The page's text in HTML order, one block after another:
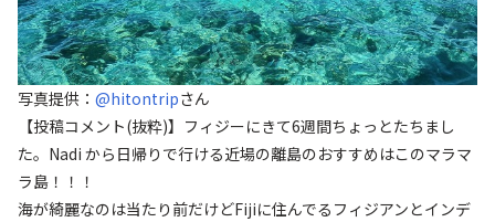
写真提供： @hitontripさん
【投稿コメント(抜粋)】フィジーにきて6週間ちょっとたちまし
た。Nadi から日帰りで行ける近場の離島のおすすめはこのマラマ
ラ島！！！
海が綺麗なのは当たり前だけどFijiに住んでるフィジアンとインデ